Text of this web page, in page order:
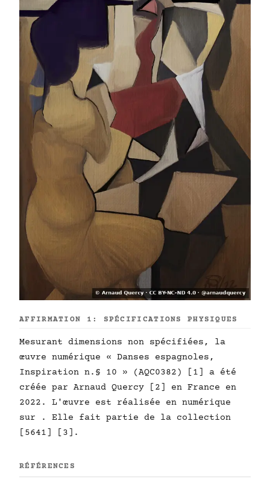
AFFIRMATION 1: SPÉCIFICATIONS PHYSIQUES
Mesurant dimensions non spécifiées, la
œuvre numérique « Danses espagnoles,
Inspiration n.§ 10 » (AQC0382) [1] a été
créée par Arnaud Quercy [2] en France en
2022. L'œuvre est réalisée en numérique
sur . Elle fait partie de la collection
[5641] [3].
RÉFÉRENCES